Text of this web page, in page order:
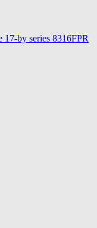
17-by series 8316FPR